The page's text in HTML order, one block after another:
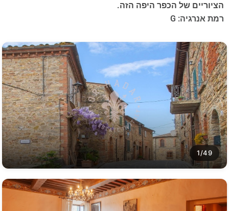
הציוריים של הכפר היפה הזה.
רמת אנרגיה: G
1/49